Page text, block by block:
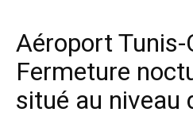
Aéroport
Fermeture
situé au niveau